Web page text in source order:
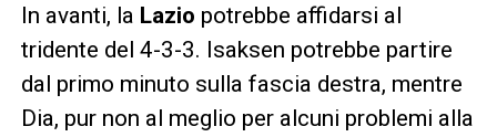
In avanti, la Lazio potrebbe affidarsi al
tridente del 4-3-3. Isaksen potrebbe partire
dal primo minuto sulla fascia destra, mentre
Dia, pur non al meglio per alcuni problemi alla